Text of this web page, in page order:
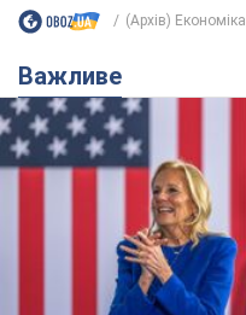
(Архів) Економіка
Важливе